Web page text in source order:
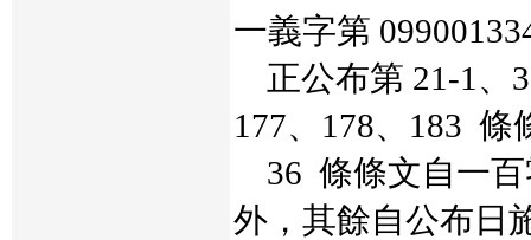
一義字第
正公布第 21-1、
177、178、183 條
36 條條文自一百
外，其餘自公布日